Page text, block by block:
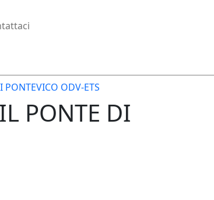
PONTEVICO ODV-ETS
PONTE DI